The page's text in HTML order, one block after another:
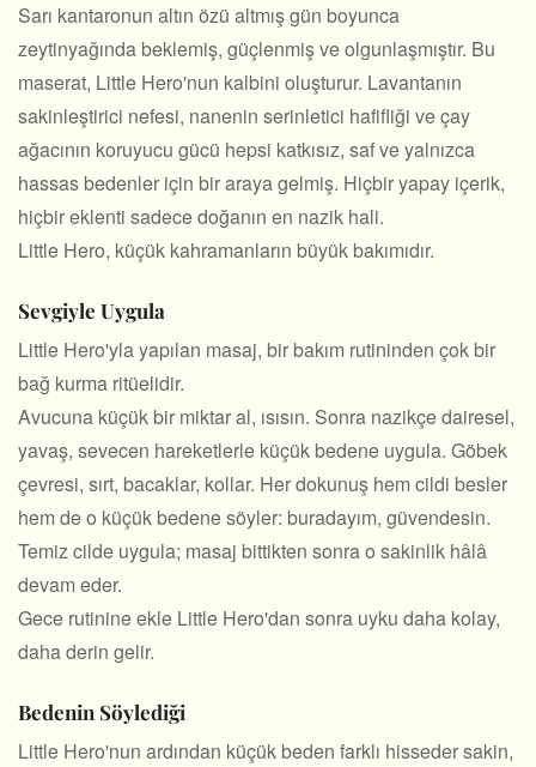
Sarı kantaronun altın özü altmış gün boyunca
zeytinyağında beklemiş, güçlenmiş ve olgunlaşmıştır. Bu
maserat, Little Hero'nun kalbini oluşturur. Lavantanın
sakinleştirici nefesi, nanenin serinletici hafifliği ve çay
ağacının koruyucu gücü hepsi katkısız, saf ve yalnızca
hassas bedenler için bir araya gelmiş. Hiçbir yapay içerik,
hiçbir eklenti sadece doğanın en nazik hali.
Little Hero, küçük kahramanların büyük bakımıdır.
Sevgiyle Uygula
Little Hero'yla yapılan masaj, bir bakım rutininden çok bir
bağ kurma ritüelidir.
Avucuna küçük bir miktar al, ısısın. Sonra nazikçe dairesel,
yavaş, sevecen hareketlerle küçük bedene uygula. Göbek
çevresi, sırt, bacaklar, kollar. Her dokunuş hem cildi besler
hem de o küçük bedene söyler: buradayım, güvendesin.
Temiz cilde uygula; masaj bittikten sonra o sakinlik hâlâ
devam eder.
Gece rutinine ekle Little Hero'dan sonra uyku daha kolay,
daha derin gelir.
Bedenin Söylediği
Little Hero'nun ardından küçük beden farklı hisseder sakin,